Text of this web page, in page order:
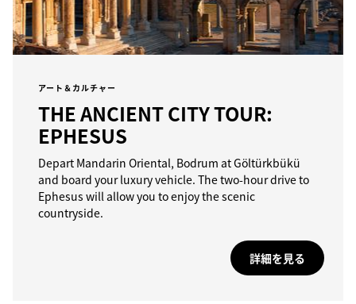
アート＆カルチャー
THE ANCIENT CITY TOUR:
EPHESUS
Depart Mandarin Oriental, Bodrum at Göltürkbükü
and board your luxury vehicle. The two-hour drive to
Ephesus will allow you to enjoy the scenic
countryside.
詳細を見る